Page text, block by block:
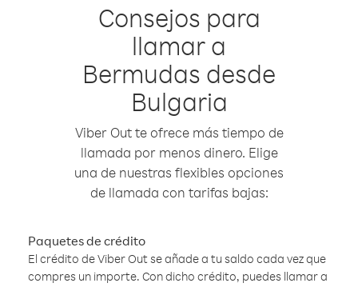
Consejos para
llamar a
Bermudas desde
Bulgaria
Viber Out te ofrece más tiempo de
llamada por menos dinero. Elige
una de nuestras flexibles opciones
de llamada con tarifas bajas:
Paquetes de crédito
El crédito de Viber Out se añade a tu saldo cada vez que
compres un importe. Con dicho crédito, puedes llamar a